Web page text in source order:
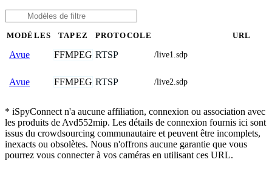
MODÈLES TAPEZ PROTOCOLE URL
Avue FFMPEG RTSP /live1.sdp
Avue FFMPEG RTSP /live2.sdp
* iSpyConnect n'a aucune affiliation, connexion ou association avec
les produits de Avd552mip. Les détails de connexion fournis ici sont
issus du crowdsourcing communautaire et peuvent être incomplets,
inexacts ou obsolètes. Nous n'offrons aucune garantie que vous
pourrez vous connecter à vos caméras en utilisant ces URL.